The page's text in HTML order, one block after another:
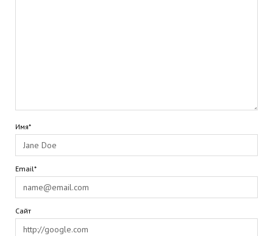
Имя*
Email*
Сайт